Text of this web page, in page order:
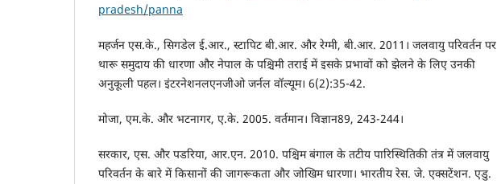
pradesh/panna
महर्जन एस.के., सिगडेल ई.आर., स्टापिट बी.आर. और रेग्मी, बी.आर. 2011। जलवायु परिवर्तन पर
थारू समुदाय की धारणा और नेपाल के पश्चिमी तराई में इसके प्रभावों को झेलने के लिए उनकी
अनुकूली पहल। इंटरनेशनलएनजीओ जर्नल वॉल्यूम। 6(2):35-42.
मोजा, एम.के. और भटनागर, ए.के. 2005. वर्तमान। विज्ञान89, 243-244।
सरकार, एस. और पडरिया, आर.एन. 2010. पश्चिम बंगाल के तटीय पारिस्थितिकी तंत्र में जलवायु
परिवर्तन के बारे में किसानों की जागरूकता और जोखिम धारणा। भारतीय रेस. जे. एक्सटेंशन. एडु.